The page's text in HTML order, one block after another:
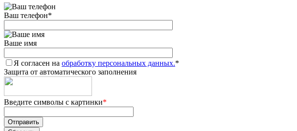
Ваш телефон*
Ваше имя
Я согласен на обработку персональных данных.*
Защита от автоматического заполнения
Введите символы с картинки*